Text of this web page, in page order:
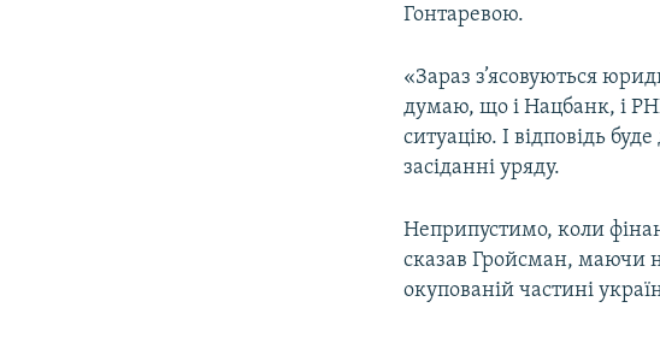
Гонтаревою.
«Зараз з’ясовуються
думаю, що і Нацбанк, і
ситуацію. І відповідь
засіданні уряду.
Неприпустимо, коли
сказав Гройсман, маючи
окупованій частині